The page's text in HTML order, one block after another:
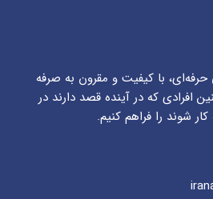
با کیفیت و مقرون به صرفه
افرادی که در آینده قصد دارند در
شوند را فراهم کنیم.